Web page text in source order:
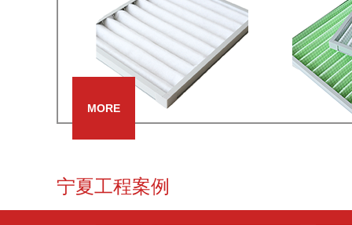
MORE
宁夏工程案例